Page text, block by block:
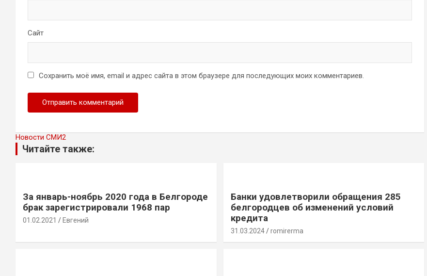
Сайт
Сохранить моё имя, email и адрес сайта в этом браузере для последующих моих комментариев.
Новости СМИ2
Читайте также:
За январь-ноябрь 2020 года в Белгороде
брак зарегистрировали 1968 пар
01.02.2021 Евгений
Банки удовлетворили обращения 285
белгородцев об изменений условий
кредита
31.03.2024 romirerma